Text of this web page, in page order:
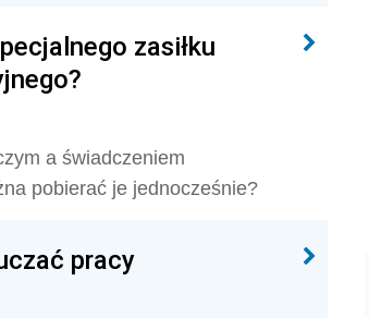
zasiłku
a świadczeniem
pobierać je jednocześnie?
pracy